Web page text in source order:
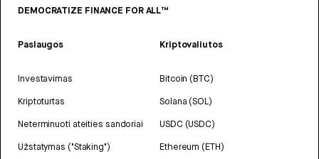
DEMOCRATIZE FINANCE FOR ALL™
Paslaugos
Investavimas
Kriptoturtas
Neterminuoti ateities sandoriai
Užstatymas ("Staking")
Kriptovaliutos
Bitcoin (BTC)
Solana (SOL)
USDC (USDC)
Ethereum (ETH)